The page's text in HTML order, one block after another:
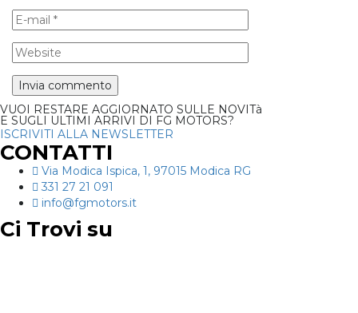
VUOI RESTARE AGGIORNATO SULLE NOVITà
E SUGLI ULTIMI ARRIVI DI FG MOTORS?
ISCRIVITI ALLA NEWSLETTER
CONTATTI
Via Modica Ispica, 1, 97015 Modica RG
331 27 21 091
info@fgmotors.it
Ci Trovi su